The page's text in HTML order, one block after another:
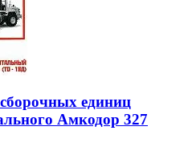
единиц
Амкодор 327